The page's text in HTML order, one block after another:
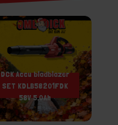
DCK Accu bladblazer
SET KDLB58201FDK
58V 5,0Ah